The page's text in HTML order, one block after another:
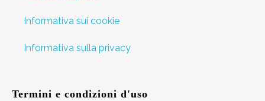
Informativa sui cookie
Informativa sulla privacy
Termini e condizioni d'uso